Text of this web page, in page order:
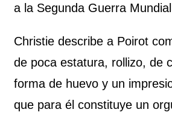
a la Segunda Guerra
Christie describe a Poirot
de poca estatura, rollizo, de
forma de huevo y un
que para él constituye un